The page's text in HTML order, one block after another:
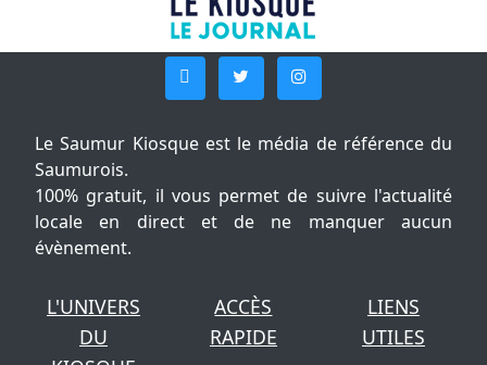
Le Saumur Kiosque est le média de référence du
Saumurois.
100% gratuit, il vous permet de suivre l'actualité
locale en direct et de ne manquer aucun
évènement.
L'UNIVERS
DU
ACCÈS
RAPIDE
LIENS
UTILES